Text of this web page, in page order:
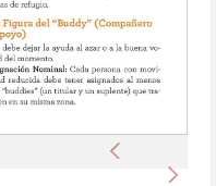
Anterior